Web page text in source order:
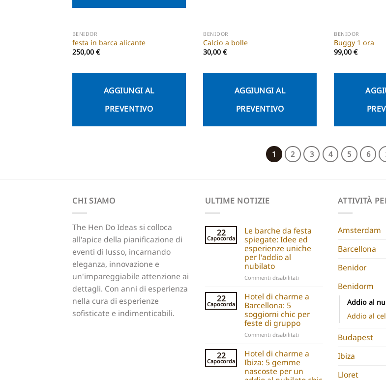
BENIDOR
festa in barca alicante
250,00 €
AGGIUNGI AL
PREVENTIVO
BENIDOR
Calcio a bolle
30,00€
AGGIUNGI AL
PREVENTIVO
BENIDOR
Buggy 1 ora
99,00€
1 2 3 4 5 6
CHI SIAMO
The Hen Do Ideas si colloca
all'apice della pianificazione di
eventi di lusso, incarnando
eleganza, innovazione e
un'impareggiabile attenzione ai
dettagli. Con anni di esperienza
nella cura di esperienze
sofisticate e indimenticabili.
ULTIME NOTIZIE
22
Capocorda
Le barche da festa
spiegate: Idee ed
esperienze uniche
per l'addio al
nubilato
Commenti disabilitati
boats
explained:
hen
do
experiences
22
Capocorda
Hotel di charme a
Barcellona: 5
soggiorni chic per
feste di gruppo
Commenti disabilitati
Boutique
Hotels:
5
Chic
22
Capocorda
Hotel di charme a
Ibiza: 5 gemme
nascoste per un
ATTIVITÀ
Amsterdam
Barcellona
Benidor
Benidorm
Addio al
Addio al
Budapest
Ibiza
Lloret